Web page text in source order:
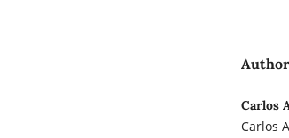
Carlos
Carlos